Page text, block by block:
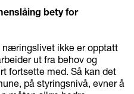
bety for
næringslivet ikke er opptatt
ut fra behov og
fortsette med. Så kan det
på styringsnivå, evner å